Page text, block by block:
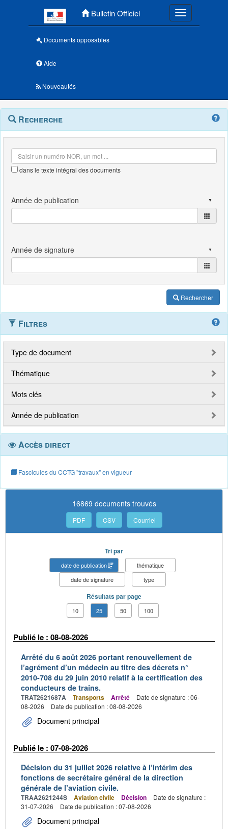
Bulletin Officiel Toggle
Documents opposables
Aide
Nouveautés
Navigation
outils
Menu
contextuel
Recherche
dans le texte intégral des documents
Rechercher
Filtres
Type de document
Thématique
Mots clés
Année de publication
Accès direct
Fascicules du CCTG "travaux" en vigueur
16869 documents trouvés
PDF CSV Courriel
Tri par
date de publication
thématique
date de signature
type
Résultats par page
10 25 50 100
Publié le : 08-08-2026
Arrêté du 6 août 2026 portant renouvellement de
l’agrément d’un médecin au titre des décrets n°
2010-708 du 29 juin 2010 relatif à la certification des
conducteurs de trains.
TRAT2621687A Transports Arrêté
Date de signature : 06-
08-2026
Date de publication : 08-08-2026
Document principal
Publié le : 07-08-2026
Décision du 31 juillet 2026 relative à l’intérim des
fonctions de secrétaire général de la direction
générale de l’aviation civile.
TRAA2621244S Aviation civile Décision
Date de signature :
31-07-2026
Date de publication : 07-08-2026
Document principal